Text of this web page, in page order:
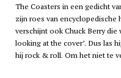
The Coasters in een gedicht
zijn roes van
verschijnt ook Chuck Berry die
looking at the cover’. Dus las
hij rock & roll. Om het niet te